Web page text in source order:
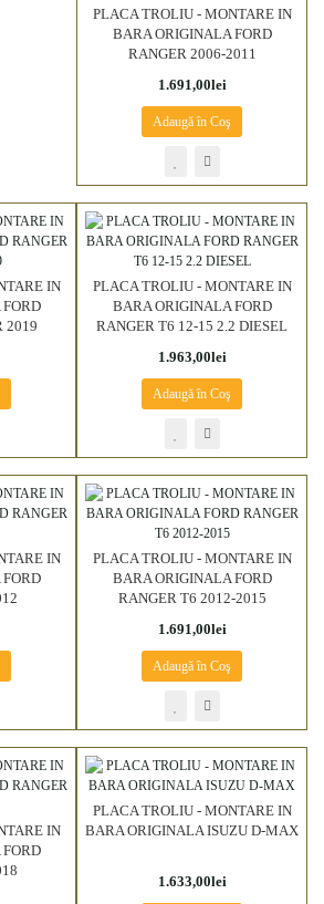
PLACA TROLIU - MONTARE IN
BARA ORIGINALA FORD
RANGER 2006-2011
1.691,00lei
Adaugă în Coş
IN
2019
PLACA TROLIU - MONTARE IN
BARA ORIGINALA FORD
RANGER T6 12-15 2.2 DIESEL
1.963,00lei
Adaugă în Coş
IN
PLACA TROLIU - MONTARE IN
BARA ORIGINALA FORD
RANGER T6 2012-2015
1.691,00lei
Adaugă în Coş
IN
PLACA TROLIU - MONTARE IN
BARA ORIGINALA ISUZU D-MAX
1.633,00lei